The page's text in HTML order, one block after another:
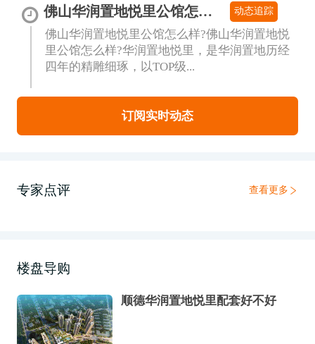
佛山华润置地悦里公馆怎么样?佛山新城地铁上盖在售均价约1.7万 动态追踪
佛山华润置地悦里公馆怎么样?佛山华润置地悦
里公馆怎么样?华润置地悦里，是华润置地历经
四年的精雕细琢，以TOP级...
订阅实时动态
专家点评 查看更多
楼盘导购
顺德华润置地悦里配套好不好